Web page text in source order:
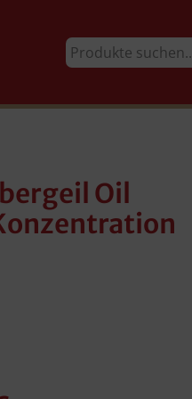
Oil